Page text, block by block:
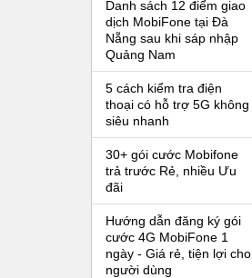
Danh sách 12 điểm giao
dịch MobiFone tại Đà
Nẵng sau khi sáp nhập
Quảng Nam
5 cách kiểm tra điện
thoại có hỗ trợ 5G không
siêu nhanh
30+ gói cước Mobifone
trả trước Rẻ, nhiều Ưu
đãi
Hướng dẫn đăng ký gói
cước 4G MobiFone 1
ngày - Giá rẻ, tiện lợi cho
người dùng